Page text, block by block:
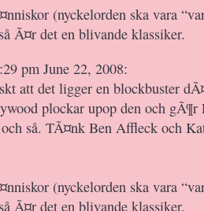
(nyckelorden ska vara
Ã¤r det en blivande klassiker.
pm June 22, 2008:
att det ligger en blockbuster
plockar upop den och gÃ¶r
så. TÃ¤nk Ben Affleck och
(nyckelorden ska vara
Ã¤r det en blivande klassiker.